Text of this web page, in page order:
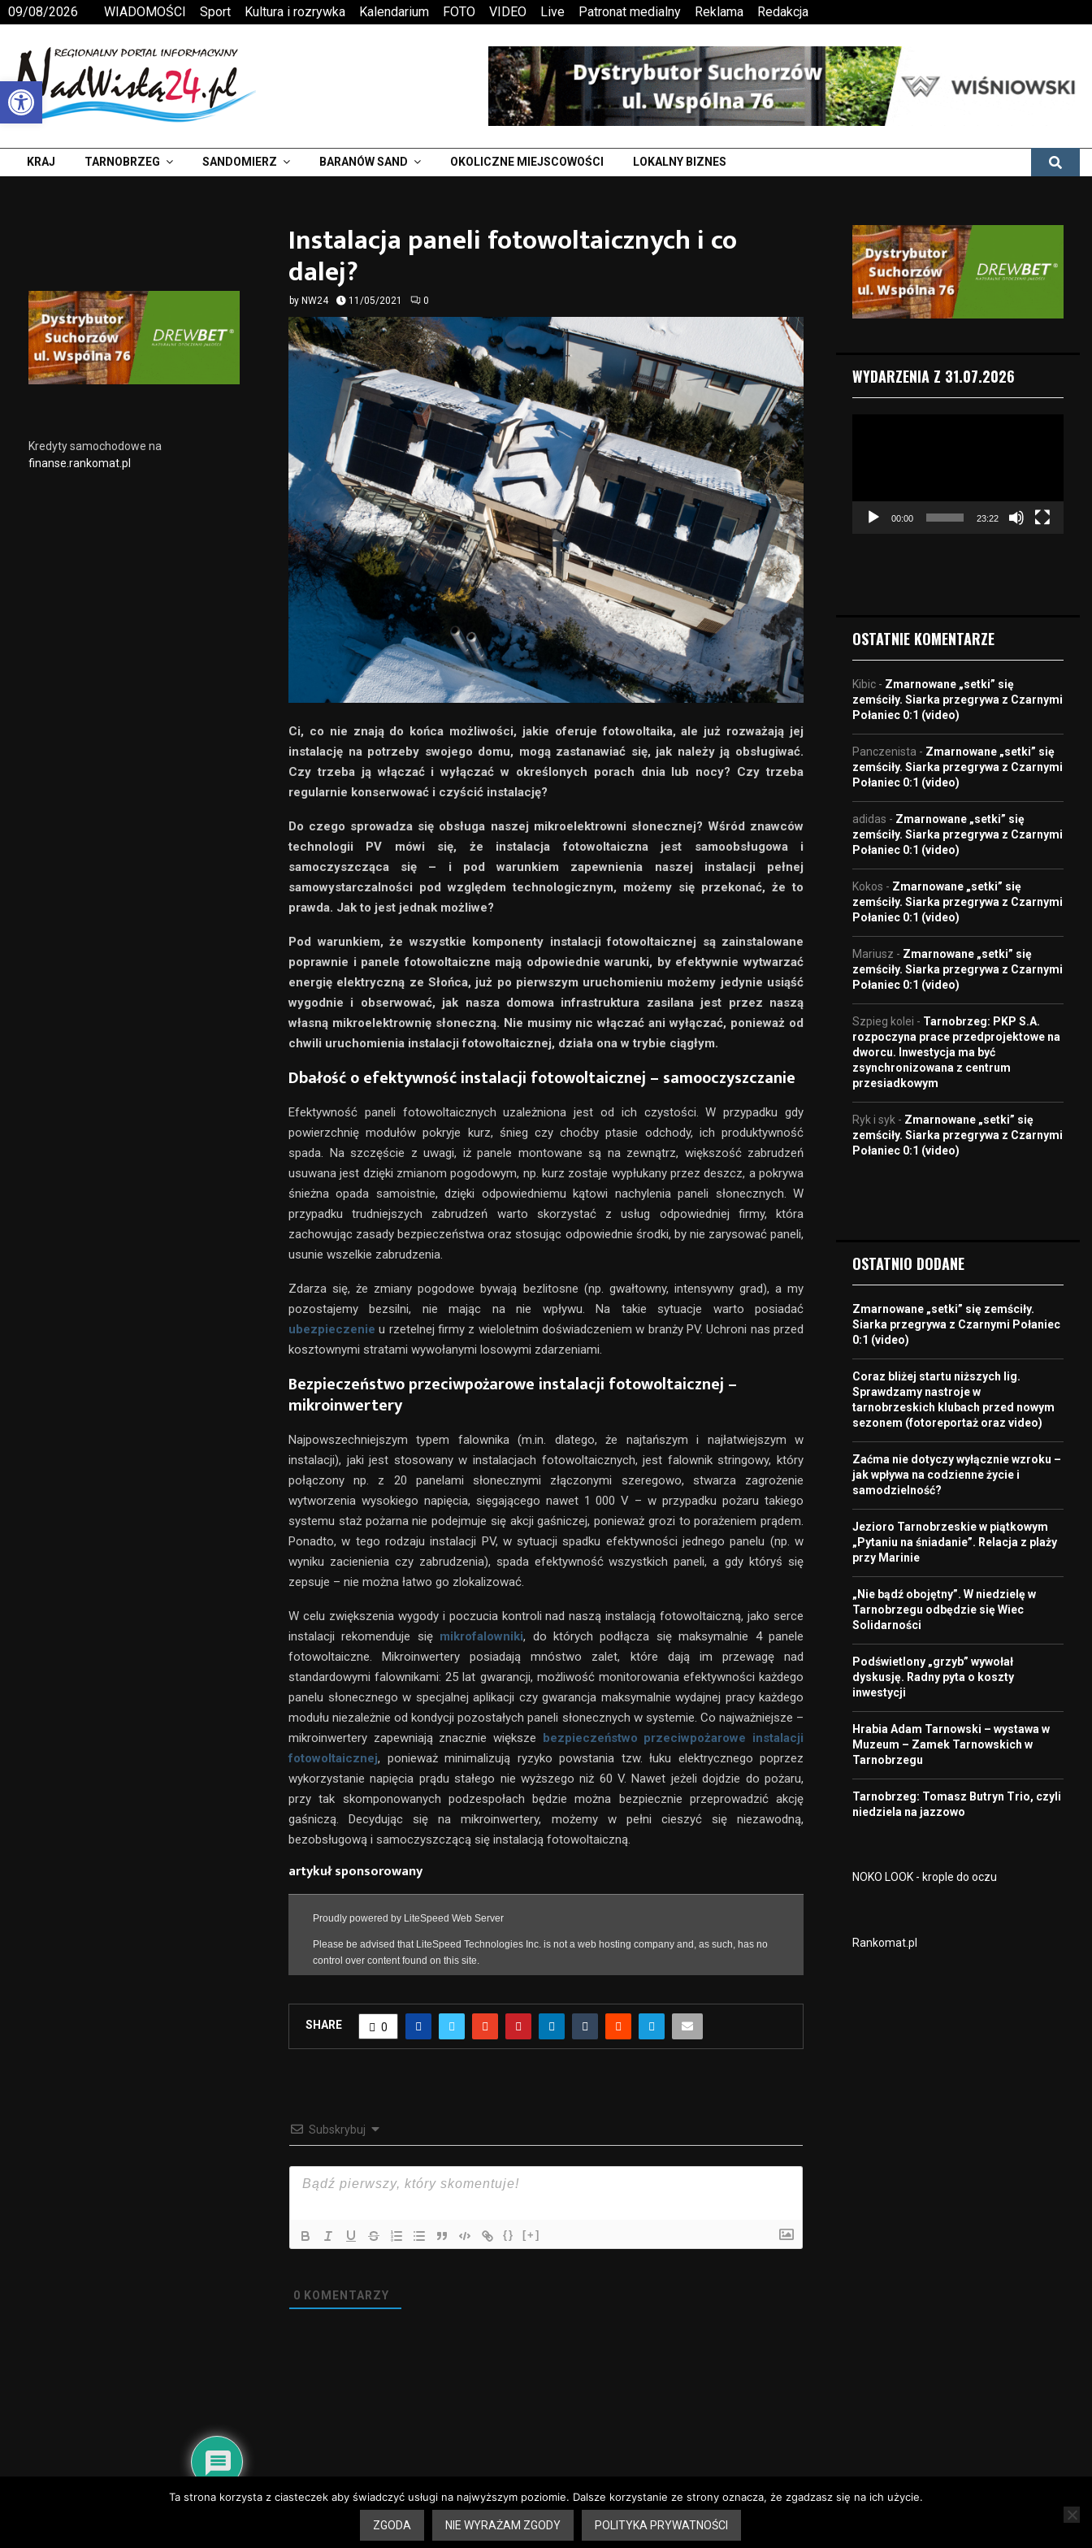
Otwórz pasek narzędzi
09/08/2026 WIADOMOŚCI Sport Kultura i rozrywka Kalendarium FOTO VIDEO Live Patronat medialny Reklama Redakcja
KRAJ TARNOBRZEG SANDOMIERZ BARANÓW SAND OKOLICZNE MIEJSCOWOŚCI LOKALNY BIZNES
Instalacja paneli fotowoltaicznych i co
dalej?
by NW24 11/05/2021 0
Ci, co nie znają do końca możliwości, jakie oferuje fotowoltaika, ale już rozważają jej
instalację na potrzeby swojego domu, mogą zastanawiać się, jak należy ją obsługiwać.
Czy trzeba ją włączać i wyłączać w określonych porach dnia lub nocy? Czy trzeba
regularnie konserwować i czyścić instalację?
Do czego sprowadza się obsługa naszej mikroelektrowni słonecznej? Wśród znawców
technologii PV mówi się, że instalacja fotowoltaiczna jest samoobsługowa i
samoczyszcząca się – i pod warunkiem zapewnienia naszej instalacji pełnej
samowystarczalności pod względem technologicznym, możemy się przekonać, że to
prawda. Jak to jest jednak możliwe?
Pod warunkiem, że wszystkie komponenty instalacji fotowoltaicznej są zainstalowane
poprawnie i panele fotowoltaiczne mają odpowiednie warunki, by efektywnie wytwarzać
energię elektryczną ze Słońca, już po pierwszym uruchomieniu możemy jedynie usiąść
wygodnie i obserwować, jak nasza domowa infrastruktura zasilana jest przez naszą
własną mikroelektrownię słoneczną. Nie musimy nic włączać ani wyłączać, ponieważ od
chwili uruchomienia instalacji fotowoltaicznej, działa ona w trybie ciągłym.
Dbałość o efektywność instalacji fotowoltaicznej – samooczyszczanie
Efektywność paneli fotowoltaicznych uzależniona jest od ich czystości. W przypadku gdy
powierzchnię modułów pokryje kurz, śnieg czy choćby ptasie odchody, ich produktywność
spada. Na szczęście z uwagi, iż panele montowane są na zewnątrz, większość zabrudzeń
usuwana jest dzięki zmianom pogodowym, np. kurz zostaje wypłukany przez deszcz, a pokrywa
śnieżna opada samoistnie, dzięki odpowiedniemu kątowi nachylenia paneli słonecznych. W
przypadku trudniejszych zabrudzeń warto skorzystać z usług odpowiedniej firmy, która
zachowując zasady bezpieczeństwa oraz stosując odpowiednie środki, by nie zarysować paneli,
usunie wszelkie zabrudzenia.
Zdarza się, że zmiany pogodowe bywają bezlitosne (np. gwałtowny, intensywny grad), a my
pozostajemy bezsilni, nie mając na nie wpływu. Na takie sytuacje warto posiadać
ubezpieczenie u rzetelnej firmy z wieloletnim doświadczeniem w branży PV. Uchroni nas przed
kosztownymi stratami wywołanymi losowymi zdarzeniami.
Bezpieczeństwo przeciwpożarowe instalacji fotowoltaicznej –
mikroinwertery
Najpowszechniejszym typem falownika (m.in. dlatego, że najtańszym i najłatwiejszym w
instalacji), jaki jest stosowany w instalacjach fotowoltaicznych, jest falownik stringowy, który
połączony np. z 20 panelami słonecznymi złączonymi szeregowo, stwarza zagrożenie
wytworzenia wysokiego napięcia, sięgającego nawet 1 000 V – w przypadku pożaru takiego
systemu staż pożarna nie podejmuje się akcji gaśniczej, ponieważ grozi to porażeniem prądem.
Ponadto, w tego rodzaju instalacji PV, w sytuacji spadku efektywności jednego panelu (np. w
wyniku zacienienia czy zabrudzenia), spada efektywność wszystkich paneli, a gdy któryś się
zepsuje – nie można łatwo go zlokalizować.
W celu zwiększenia wygody i poczucia kontroli nad naszą instalacją fotowoltaiczną, jako serce
instalacji rekomenduje się mikrofalowniki, do których podłącza się maksymalnie 4 panele
fotowoltaiczne. Mikroinwertery posiadają mnóstwo zalet, które dają im przewagę nad
standardowymi falownikami: 25 lat gwarancji, możliwość monitorowania efektywności każdego
panelu słonecznego w specjalnej aplikacji czy gwarancja maksymalnie wydajnej pracy każdego
modułu niezależnie od kondycji pozostałych paneli słonecznych w systemie. Co najważniejsze –
mikroinwertery zapewniają znacznie większe bezpieczeństwo przeciwpożarowe instalacji
fotowoltaicznej, ponieważ minimalizują ryzyko powstania tzw. łuku elektrycznego poprzez
wykorzystanie napięcia prądu stałego nie wyższego niż 60 V. Nawet jeżeli dojdzie do pożaru,
przy tak skomponowanych podzespołach będzie można bezpiecznie przeprowadzić akcję
gaśniczą. Decydując się na mikroinwertery, możemy w pełni cieszyć się niezawodną,
bezobsługową i samoczyszczącą się instalacją fotowoltaiczną.
artykuł sponsorowany
SHARE 0
Subskrybuj
{} [+]
0 KOMENTARZY
Kredyty samochodowe na
finanse.rankomat.pl
WYDARZENIA Z 31.07.2026
e
o
00:00 23:22
OSTATNIE KOMENTARZE
Kibic - Zmarnowane „setki” się
zemściły. Siarka przegrywa z Czarnymi
Połaniec 0:1 (video)
Panczenista - Zmarnowane „setki” się
zemściły. Siarka przegrywa z Czarnymi
Połaniec 0:1 (video)
adidas - Zmarnowane „setki” się
zemściły. Siarka przegrywa z Czarnymi
Połaniec 0:1 (video)
Kokos - Zmarnowane „setki” się
zemściły. Siarka przegrywa z Czarnymi
Połaniec 0:1 (video)
Mariusz - Zmarnowane „setki” się
zemściły. Siarka przegrywa z Czarnymi
Połaniec 0:1 (video)
Szpieg kolei - Tarnobrzeg: PKP S.A.
rozpoczyna prace przedprojektowe na
dworcu. Inwestycja ma być
zsynchronizowana z centrum
przesiadkowym
Ryk i syk - Zmarnowane „setki” się
zemściły. Siarka przegrywa z Czarnymi
Połaniec 0:1 (video)
OSTATNIO DODANE
Zmarnowane „setki” się zemściły.
Siarka przegrywa z Czarnymi Połaniec
0:1 (video)
Coraz bliżej startu niższych lig.
Sprawdzamy nastroje w
tarnobrzeskich klubach przed nowym
sezonem (fotoreportaż oraz video)
Zaćma nie dotyczy wyłącznie wzroku –
jak wpływa na codzienne życie i
samodzielność?
Jezioro Tarnobrzeskie w piątkowym
„Pytaniu na śniadanie”. Relacja z plaży
przy Marinie
„Nie bądź obojętny”. W niedzielę w
Tarnobrzegu odbędzie się Wiec
Solidarności
Podświetlony „grzyb” wywołał
dyskusję. Radny pyta o koszty
inwestycji
Hrabia Adam Tarnowski – wystawa w
Muzeum – Zamek Tarnowskich w
Tarnobrzegu
Tarnobrzeg: Tomasz Butryn Trio, czyli
niedziela na jazzowo
NOKO LOOK - krople do oczu
Rankomat.pl
Ta strona korzysta z ciasteczek aby świadczyć usługi na najwyższym poziomie. Dalsze korzystanie ze strony oznacza, że zgadzasz się na ich użycie.
ZGODA NIE WYRAŻAM ZGODY POLITYKA PRYWATNOŚCI